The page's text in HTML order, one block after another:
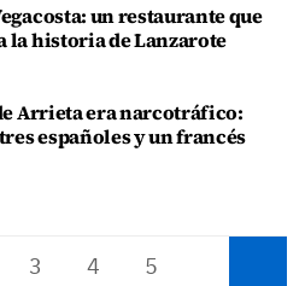
un restaurante que
la historia de Lanzarote
Arrieta era narcotráfico:
españoles y un francés
3 4 5